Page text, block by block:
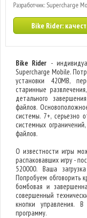
Разработчик: Supercharge
Bike Rider:
Bike Rider -
Supercharge Mobile.
установки 420MB,
старинные
детального
файлов.
системы. 7+, серьезно
системных
файлов.
О известности игры
распаковавших игру -
520000. Ваша
Попробуем обговорить
бомбовая и
совершенный
кнопки управления.
программу.